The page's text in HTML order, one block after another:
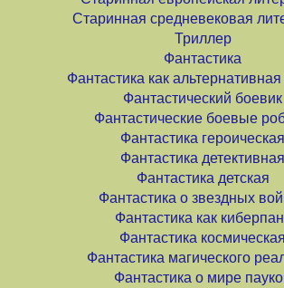
Старинная средневековая
Триллер
Фантастика
Фантастика как
Фантастический боевик
Фантастические боевые
Фантастика героическая
Фантастика детективная
Фантастика детская
Фантастика о звездных
Фантастика как
Фантастика космическая
Фантастика магического
Фантастика о мире